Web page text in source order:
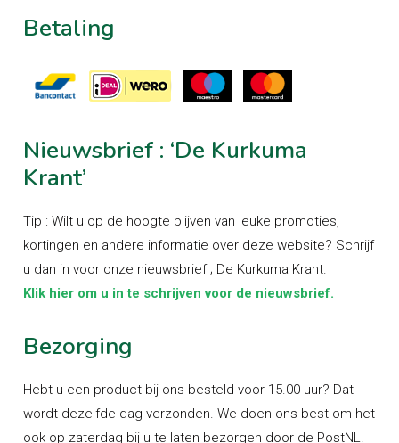
Betaling
Nieuwsbrief : ‘De Kurkuma
Krant’
Tip : Wilt u op de hoogte blijven van leuke promoties,
kortingen en andere informatie over deze website? Schrijf
u dan in voor onze nieuwsbrief ; De Kurkuma Krant.
Klik hier om u in te schrijven voor de nieuwsbrief.
Bezorging
Hebt u een product bij ons besteld voor 15.00 uur? Dat
wordt dezelfde dag verzonden. We doen ons best om het
ook op zaterdag bij u te laten bezorgen door de PostNL.